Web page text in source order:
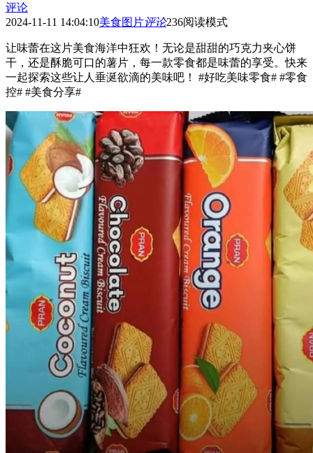
评论
2024-11-11 14:04:10美食图片评论236阅读模式
让味蕾在这片美食海洋中狂欢！无论是甜甜的巧克力夹心饼
干，还是酥脆可口的薯片，每一款零食都是味蕾的享受。快来
一起探索这些让人垂涎欲滴的美味吧！ #好吃美味零食# #零食
控# #美食分享#